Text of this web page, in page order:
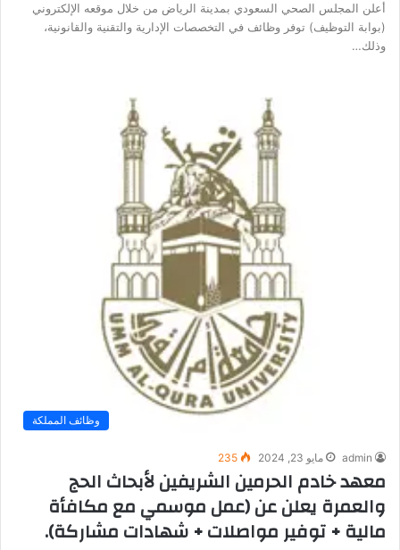
أعلن المجلس الصحي السعودي بمدينة الرياض من خلال موقعه الإلكتروني
(بوابة التوظيف) توفر وظائف في التخصصات الإدارية والتقنية والقانونية،
وذلك…
وظائف المملكة
admin مايو 23, 2024 235
معهد خادم الحرمين الشريفين لأبحاث الحج
والعمرة يعلن عن (عمل موسمي مع مكافأة
مالية + توفير مواصلات + شهادات مشاركة).